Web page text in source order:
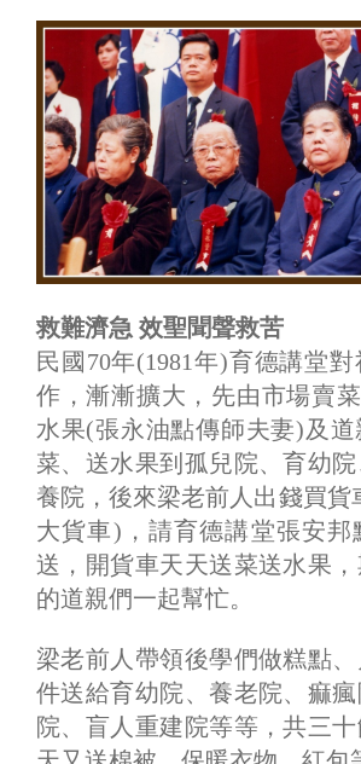
救難濟急 效聖聞聲救苦
民國70年(1981年)育德講堂
作，漸漸擴大，先由市場賣
水果(張永油點傳師夫妻)及道
菜、送水果到孤兒院、育幼
養院，後來梁老前人出錢買貨
大貨車)，請育德講堂張安邦
送，開貨車天天送菜送水果
的道親們一起幫忙。
梁老前人帶領後學們做糕點
件送給育幼院、養老院、痲
院、盲人重建院等等，共三